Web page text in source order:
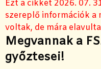
Ezt a cikket 2026. 07.
szereplő információk a
voltak, de mára
Megvannak a
győztesei!